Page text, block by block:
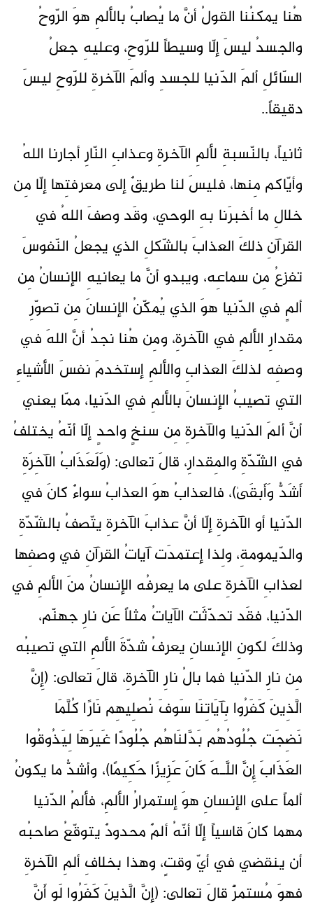
هُنا يمكنُنا القولُ أنَّ ما يُصابُ بالألمِ هوَ الرّوحُ
والجسدُ ليسَ إلّا وسيطاً للرّوحِ، وعليهِ جعلُ
السّائلِ ألمَ الدّنيا للجسدِ وألمَ الآخرةِ للرّوحِ ليسَ
دقيقاً..
ثانياً، بالنّسبةِ لألمِ الآخرةِ وعذابِ النّارِ أجارنا اللهُ
وأيّاكم مِنها، فليسَ لنا طريقٌ إلى معرفتِها إلّا مِن
خلالِ ما أخبرَنا بهِ الوحي، وقَد وصفَ اللهُ في
القرآنِ ذلكَ العذابَ بالشّكلِ الذي يجعلُ النّفوسَ
تفزعُ مِن سماعِه، ويبدو أنَّ ما يعانيهِ الإنسانُ مِن
ألمٍ في الدّنيا هوَ الذي يُمكّنُ الإنسانَ مِن تصوّرِ
مقدارِ الألمِ في الآخرةِ، ومِن هُنا نجدُ أنَّ اللهَ في
وصفِه لذلكَ العذابِ والألمِ إستخدمَ نفسَ الأشياءِ
التي تصيبُ الإنسانَ بالألمِ في الدّنيا، ممّا يعني
أنَّ ألمَ الدّنيا والآخرةِ مِن سنخٍ واحدٍ إلّا أنّهُ يختلفُ
في الشّدّةِ والمِقدارِ، قالَ تعالى: (وَلَعَذَابُ الآخِرَةِ
أَشَدُّ وَأَبقَىٰ)، فالعذابُ هوَ العذابُ سواءٌ كانَ في
الدّنيا أو الآخرةِ إلّا أنَّ عذابَ الآخرةِ يتّصفُ بالشّدّةِ
والدّيمومةِ، ولِذا إعتمدَت آياتُ القرآنِ في وصفِها
لعذابِ الآخرةِ على ما يعرفُه الإنسانُ منَ الألمِ في
الدّنيا، فقَد تحدّثَت الآياتُ مثلاً عَن نارِ جهنّم،
وذلكَ لكونِ الإنسانِ يعرفُ شدّةَ الألمِ التي تصيبُه
مِن نارِ الدّنيا فما بالُ نارِ الآخرةِ، قالَ تعالى: (إِنَّ
الَّذِينَ كَفَرُوا بِآيَاتِنَا سَوفَ نُصلِيهِم نَارًا كُلَّمَا
نَضِجَت جُلُودُهُم بَدَّلنَاهُم جُلُودًا غَيرَهَا لِيَذُوقُوا
العَذَابَ إِنَّ اللَّـهَ كَانَ عَزِيزًا حَكِيمًا)، وأشدُّ ما يكونُ
ألماً على الإنسانِ هوَ إستمرارُ الألمِ، فألمُ الدّنيا
مهما كانَ قاسياً إلّا أنّهُ ألمٌ محدودٌ يتوقّعُ صاحبُه
أن ينقضي في أيّ وقتٍ، وهذا بخلافِ ألمِ الآخرةِ
فهوَ مُستمرٌّ قالَ تعالى: (إِنَّ الَّذِينَ كَفَرُوا لَو أَنَّ